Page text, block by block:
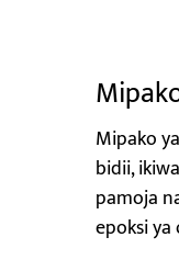
Mipako
bidii,
pamoja
epoksi